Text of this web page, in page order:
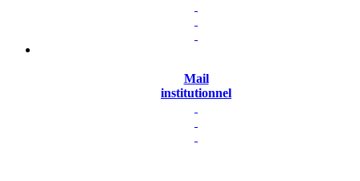
Mail
institutionnel